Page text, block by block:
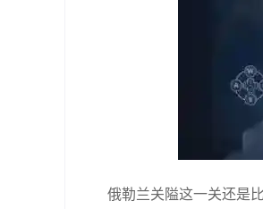
俄勒兰关隘这一关还是